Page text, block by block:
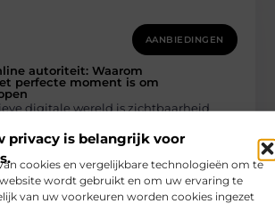
privacy is belangrijk voor
cookies en vergelijkbare technologieën om te
wordt gebruikt en om uw ervaring te
van uw voorkeuren worden cookies ingezet
AANBIEDINGEN
autoriteit: Waarom
perfecte moment is om
digitale wereld is zichtbaarheid
als uw doelgroep